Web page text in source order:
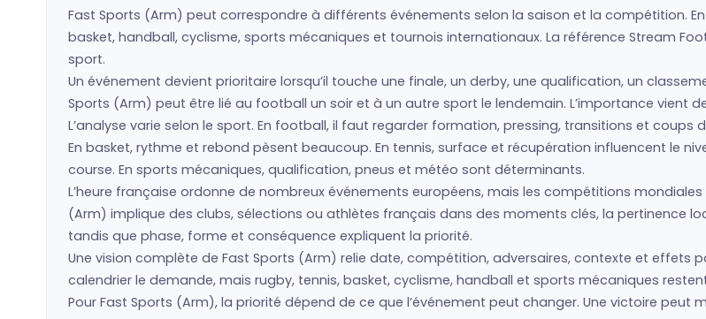
Fast Sports (Arm) peut correspondre à différents événements selon la saison et la compétition.
basket, handball, cyclisme, sports mécaniques et tournois internationaux. La référence Stream
sport.
Un événement devient prioritaire lorsqu’il touche une finale, un derby, une qualification, un
Sports (Arm) peut être lié au football un soir et à un autre sport le lendemain. L’importance vient
L’analyse varie selon le sport. En football, il faut regarder formation, pressing, transitions et coups
En basket, rythme et rebond pèsent beaucoup. En tennis, surface et récupération influencent le
course. En sports mécaniques, qualification, pneus et météo sont déterminants.
L’heure française ordonne de nombreux événements européens, mais les compétitions
(Arm) implique des clubs, sélections ou athlètes français dans des moments clés, la pertinence
tandis que phase, forme et conséquence expliquent la priorité.
Une vision complète de Fast Sports (Arm) relie date, compétition, adversaires, contexte et effets
calendrier le demande, mais rugby, tennis, basket, cyclisme, handball et sports mécaniques
Pour Fast Sports (Arm), la priorité dépend de ce que l’événement peut changer. Une victoire peut